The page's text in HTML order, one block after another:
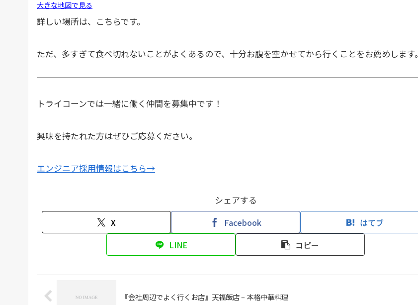
大きな地図で見る
詳しい場所は、こちらです。
ただ、多すぎて食べ切れないことがよくあるので、十分お腹を空かせてから行くことをお薦めします。
トライコーンでは一緒に働く仲間を募集中です！
興味を持たれた方はぜひご応募ください。
エンジニア採用情報はこちら→
シェアする
X Facebook
はてブ
LINE
コピー
『会社周辺でよく行くお店』天福飯店 – 本格中華料理